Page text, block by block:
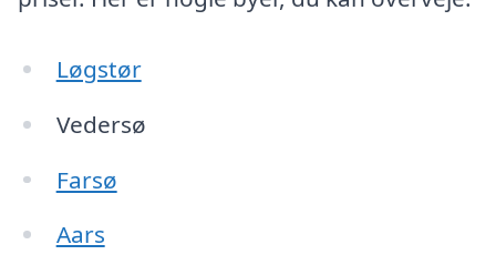
Løgstør
Vedersø
Farsø
Aars